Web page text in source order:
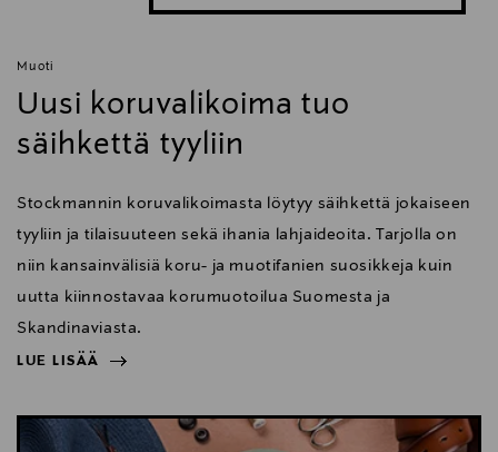
Muoti
Uusi koruvalikoima tuo
säihkettä tyyliin
Stockmannin koruvalikoimasta löytyy säihkettä jokaiseen
tyyliin ja tilaisuuteen sekä ihania lahjaideoita. Tarjolla on
niin kansainvälisiä koru- ja muotifanien suosikkeja kuin
uutta kiinnostavaa korumuotoilua Suomesta ja
Skandinaviasta.
LUE LISÄÄ
LUE LISÄÄ